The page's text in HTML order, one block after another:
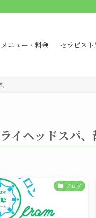
メニュー・料金 セラピスト
イヘッドスパ、
ブログ